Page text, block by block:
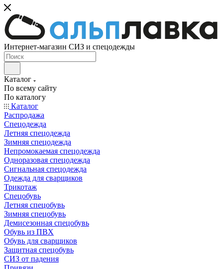
Интернет-магазин СИЗ и спецодежды
Каталог
По всему сайту
По каталогу
Каталог
Распродажа
Спецодежда
Летняя спецодежда
Зимняя спецодежда
Непромокаемая спецодежда
Одноразовая спецодежда
Сигнальная спецодежда
Одежда для сварщиков
Трикотаж
Спецобувь
Летняя спецобувь
Зимняя спецобувь
Демисезонная спецобувь
Обувь из ПВХ
Обувь для сварщиков
Защитная спецобувь
СИЗ от падения